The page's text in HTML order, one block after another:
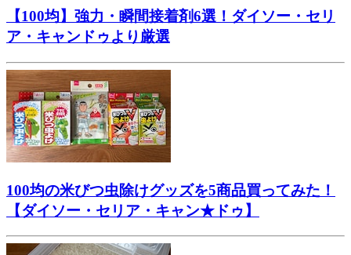
【100均】強力・瞬間接着剤6選！ダイソー・セリ
ア・キャンドゥより厳選
100均の米びつ虫除けグッズを5商品買ってみた！
【ダイソー・セリア・キャン★ドゥ】